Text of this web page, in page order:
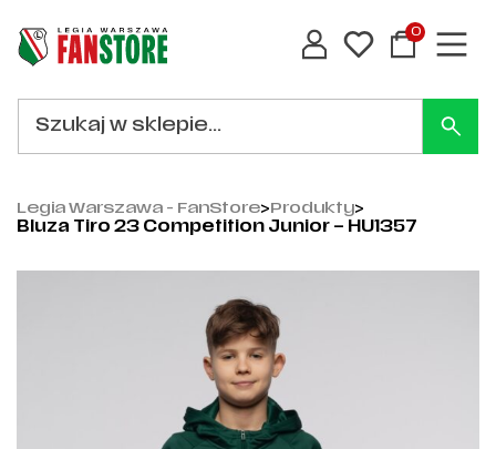
0
Legia Warszawa - FanStore>Produkty>
Bluza Tiro 23 Competition Junior – HU1357